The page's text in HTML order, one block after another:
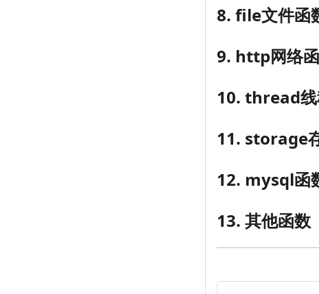
8. file文件函
9. http网络
10. thread线
11. storage
12. mysql函
13. 其他函数